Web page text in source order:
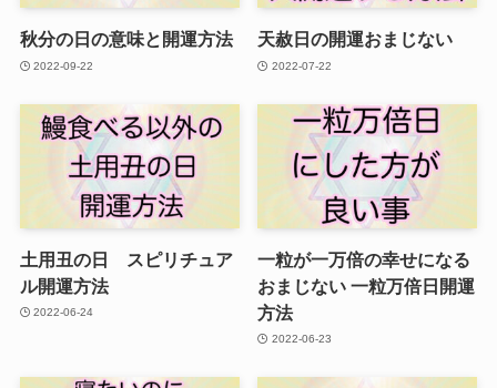
秋分の日の意味と開運方法
2022-09-22
天赦日の開運おまじない
2022-07-22
土用丑の日 スピリチュア
ル開運方法
2022-06-24
一粒が一万倍の幸せになる
おまじない 一粒万倍日開運
方法
2022-06-23